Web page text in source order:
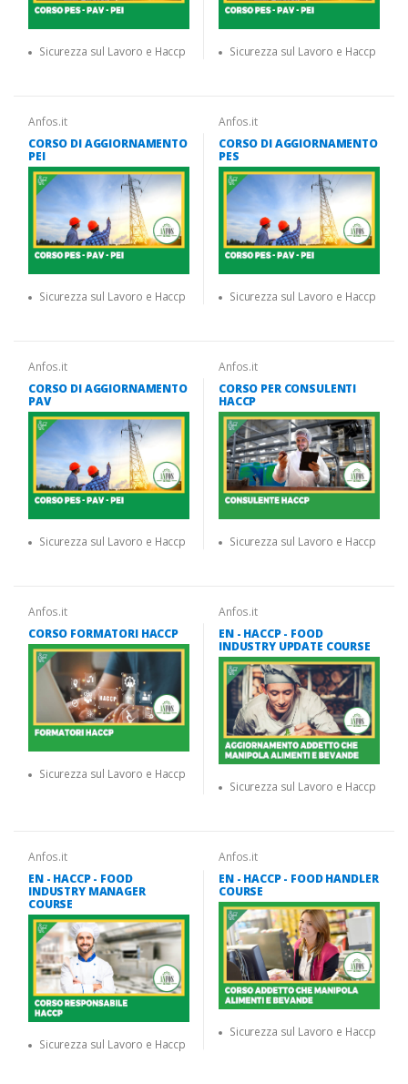
Sicurezza sul Lavoro e Haccp Sicurezza sul Lavoro e Haccp
Anfos.it
CORSO DI AGGIORNAMENTO
PEI
Sicurezza sul Lavoro e Haccp
Anfos.it
CORSO DI AGGIORNAMENTO
PES
Sicurezza sul Lavoro e Haccp
Anfos.it
CORSO DI AGGIORNAMENTO
PAV
Sicurezza sul Lavoro e Haccp
Anfos.it
CORSO PER CONSULENTI
HACCP
Sicurezza sul Lavoro e Haccp
Anfos.it
CORSO FORMATORI HACCP
Sicurezza sul Lavoro e Haccp
Anfos.it
EN - HACCP - FOOD
INDUSTRY UPDATE COURSE
Sicurezza sul Lavoro e Haccp
Anfos.it
EN - HACCP - FOOD
INDUSTRY MANAGER
COURSE
Sicurezza sul Lavoro e Haccp
Anfos.it
EN - HACCP - FOOD HANDLER
COURSE
Sicurezza sul Lavoro e Haccp